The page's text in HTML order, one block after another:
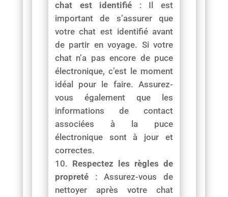
chat est identifié : Il est
important de s’assurer que
votre chat est identifié avant
de partir en voyage. Si votre
chat n’a pas encore de puce
électronique, c’est le moment
idéal pour le faire. Assurez-
vous également que les
informations de contact
associées à la puce
électronique sont à jour et
correctes.
Respectez les règles de
propreté: Assurez-vous de
nettoyer après votre chat